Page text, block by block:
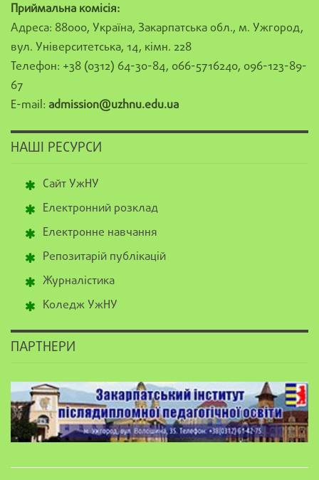
Приймальна комісія:
Адреса: 88000, Україна, Закарпатська обл., м. Ужгород,
вул. Університетська, 14, кімн. 228
Телефон: +38 (0312) 64-30-84, 066-5716240, 096-123-89-
67
E-mail: admission@uzhnu.edu.ua
НАШІ РЕСУРСИ
Сайт УжНУ
Електронний розклад
Електронне навчання
Репозитарій публікацій
Журналістика
Коледж УжНУ
ПАРТНЕРИ